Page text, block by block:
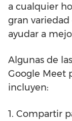
a cualquier
gran
ayudar a
Algunas de
Google Meet
incluyen:
1. Compartir